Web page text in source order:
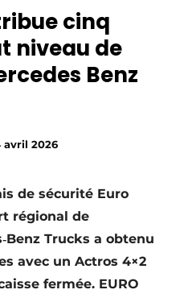
cinq
niveau de
Benz
avril 2026
de sécurité Euro
régional de
Trucks a obtenu
avec un Actros 4×2
fermée. EURO